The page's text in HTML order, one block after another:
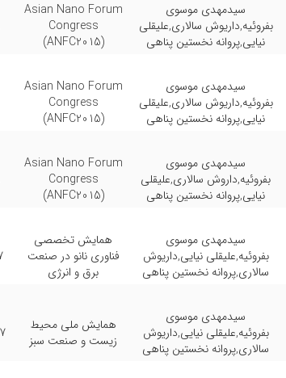
سیدمهدی موسوی
بفروئیه,داریوش سالاری,علیقلی
نیایی,پروانه نخستین پناهی
Asian Nano Forum
Congress
(ANFC2015)
سیدمهدی موسوی
بفروئیه,داریوش سالاری,علیقلی
نیایی,پروانه نخستین پناهی
Asian Nano Forum
Congress
(ANFC2015)
سیدمهدی موسوی
بفروئیه,داروش سالاری,علیقلی
نیایی,پروانه نخستین پناهی
Asian Nano Forum
Congress
(ANFC2015)
سیدمهدی موسوی
بفروئیه,علیقلی نیایی,داریوش
سالاری,پروانه نخستین پناهی
همایش تخصصی
فناوری نانو در صنعت
برق و انرژی
سیدمهدی موسوی
بفروئیه,علیقلی نیایی,داریوش
سالاری,پروانه نخستین پناهی
همایش ملی محیط
زیست و صنعت سبز